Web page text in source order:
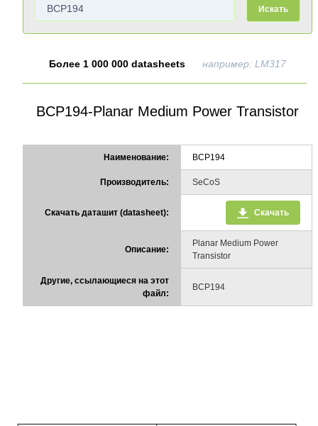
Искать
Более 1 000 000 datasheets например: LM317
BCP194-Planar Medium Power Transistor
Наименование: BCP194
Производитель: SeCoS
Скачать даташит (datasheet): Скачать
Описание:
Planar Medium Power
Transistor
Другие, ссылающиеся на этот
файл:
BCP194